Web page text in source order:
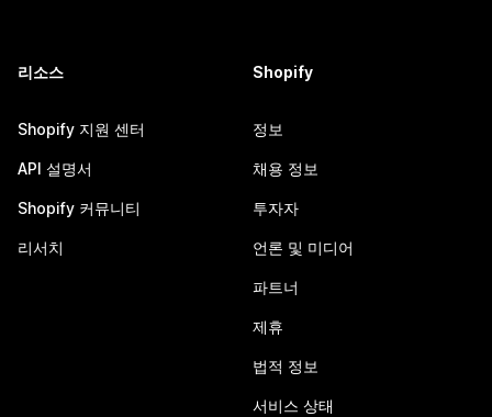
리소스
Shopify 지원 센터
API 설명서
Shopify 커뮤니티
리서치
Shopify
정보
채용 정보
투자자
언론 및 미디어
파트너
제휴
법적 정보
서비스 상태